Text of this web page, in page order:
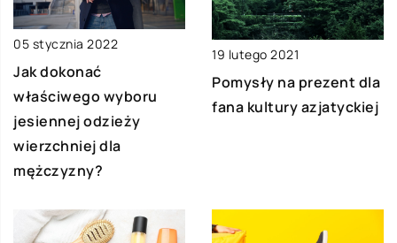
05 stycznia 2022
Jak dokonać
właściwego wyboru
jesiennej odzieży
wierzchniej dla
mężczyzny?
19 lutego 2021
Pomysły na prezent dla
fana kultury azjatyckiej